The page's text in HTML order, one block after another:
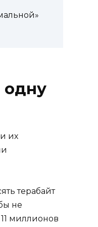
одну
их
терабайт
не
миллионов